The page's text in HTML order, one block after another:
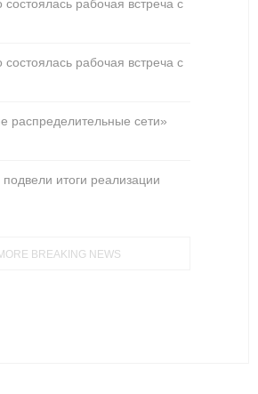
рабочая встреча с
рабочая встреча с
распределительные сети»
итоги реализации
BREAKING NEWS